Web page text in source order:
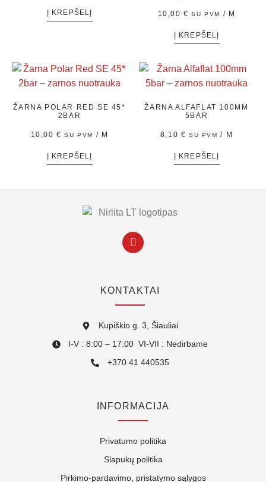
Į KREPŠELĮ 10,00€ SU PVM / M
Į KREPŠELĮ
ŽARNA POLAR RED SE 45*
2BAR
10,00€ SU PVM / M
Į KREPŠELĮ
ŽARNA ALFAFLAT 100MM
5BAR
8,10 € SU PVM / M
Į KREPŠELĮ
KONTAKTAI
Kupiškio g. 3, Šiauliai
I-V : 8:00 – 17:00 VI-VII : Nedirbame
+370 41 440535
INFORMACIJA
Privatumo politika
Slapukų politika
Pirkimo-pardavimo, pristatymo sąlygos